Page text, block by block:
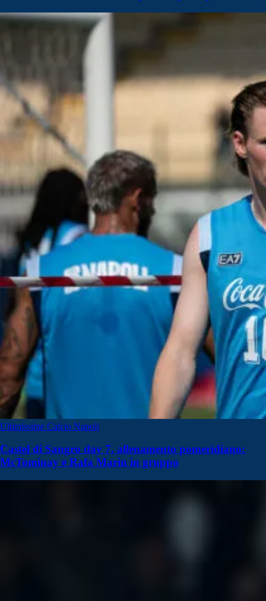
Ultimissime Calcio Napoli
Castel di Sangro day 7, allenamento pomeridiano:
McTominay e Rafa Marin in gruppo